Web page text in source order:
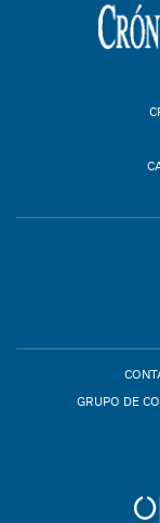
GRUPO DE